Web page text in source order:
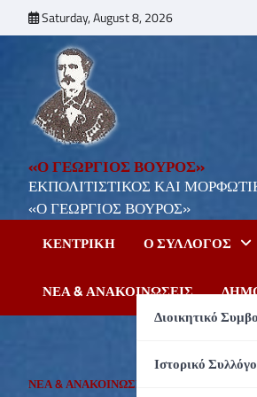
to
Saturday, August 8, 2026
«Ο ΓΕΩΡΓΙΟΣ ΒΟΥΡΟΣ»
ΕΚΠΟΛΙΤΙΣΤΙΚΟΣ ΚΑΙ
«Ο ΓΕΩΡΓΙΟΣ ΒΟΥΡΟΣ»
ΚΕΝΤΡΙΚΗ Ο ΣΎΛΛΟΓΟΣ
Διοικητικό
Ιστορικό
ΝΕΑ & ΑΝΑΚΟΙΝΩΣΕΙΣ
ΝΕΑ & ΑΝΑΚΟΙΝΩΣΕΙΣ